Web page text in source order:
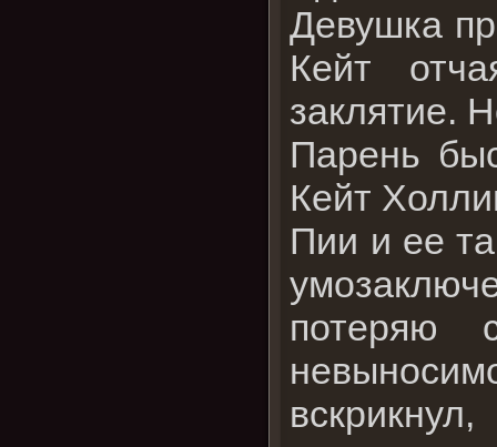
Девушка
Кейт
заклятие.
Парень
Кейт
Пии и ее
потеряю